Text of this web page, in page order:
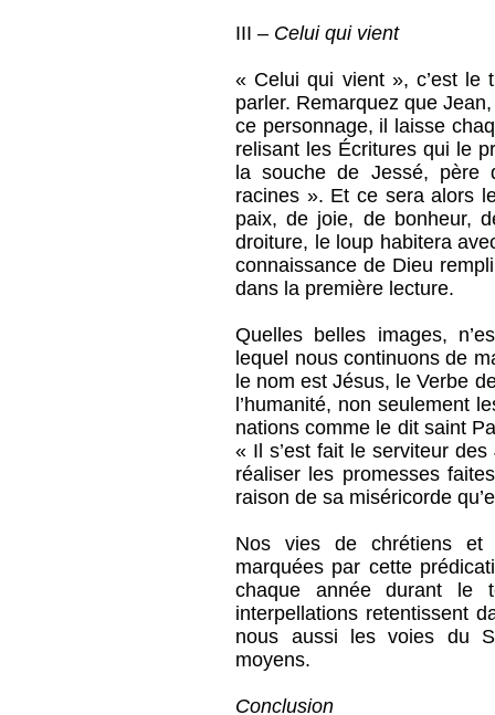
III – Celui qui vient
« Celui qui vient », c’est le
parler. Remarquez que
ce personnage, il laisse
relisant les Écritures qui le
la souche de Jessé,
racines ». Et ce sera alors
paix, de joie, de bonheur,
droiture, le loup habitera
connaissance de Dieu
dans la première lecture.
Quelles belles images,
lequel nous continuons de
le nom est Jésus, le Verbe
l’humanité, non seulement
nations comme le dit saint
« Il s’est fait le serviteur
réaliser les promesses
raison de sa miséricorde
Nos vies de chrétiens et
marquées par cette
chaque année durant le
interpellations retentissent
nous aussi les voies du
moyens.
Conclusion